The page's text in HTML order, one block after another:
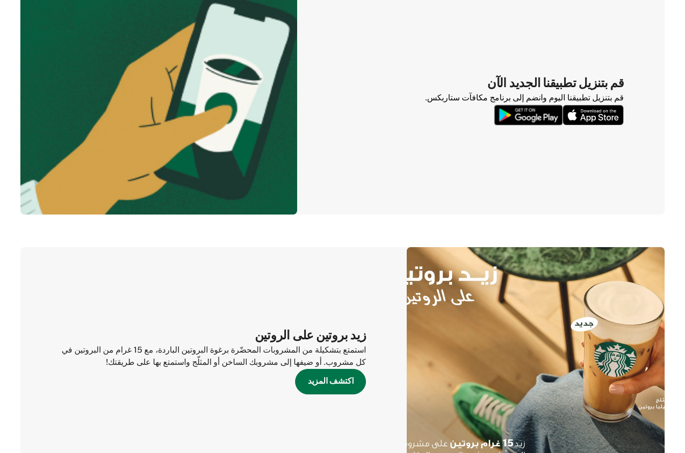
قم بتنزيل تطبيقنا الجديد الآن
قم بتنزيل تطبيقنا اليوم وانضم إلى برنامج مكافآت ستاربكس.
زيد بروتين على الروتين
استمتع بتشكيلة من المشروبات المحضّرة برغوة البروتين الباردة، مع 15 غرام من البروتين في
كل مشروب. أو ضيفها إلى مشروبك الساخن أو المثلّج واستمتع بها على طريقتك!
اكتشف المزيد